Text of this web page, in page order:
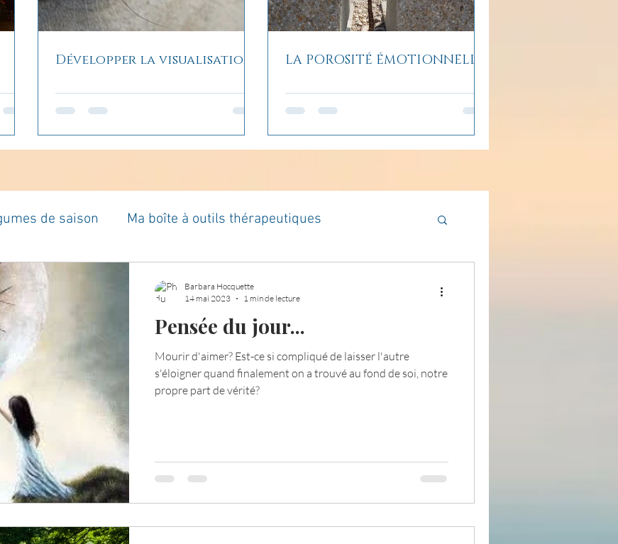
Développer la visualisation LA POROSITÉ ÉMOTIONNELLE
de saison Ma boîte à outils thérapeutiques
jour Croyances et idées reçues Mises en lumière
Votre communauté C'est mon histoire
de bord Terestchenko
Pensée du jour...
Mourir d'aimer? Est-ce si compliqué de laisser l'autre
s'éloigner quand finalement on a trouvé au fond de soi, notre
propre part de vérité?
Barbara Hocquette
14 mai 2023
1 min de lecture